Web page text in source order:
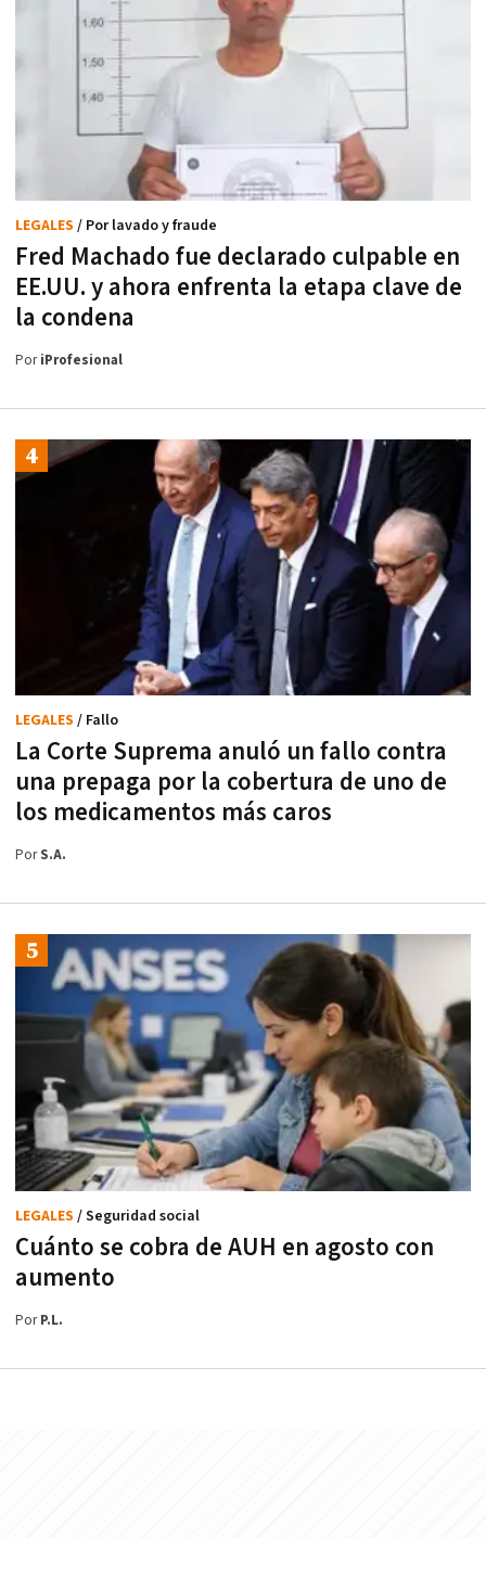
Fred Machado fue declarado culpable en
EE.UU. y ahora enfrenta la etapa clave de
la condena
LEGALES / Por lavado y fraude
PoriProfesional
La Corte Suprema anuló un fallo contra
una prepaga por la cobertura de uno de
los medicamentos más caros
LEGALES / Fallo
PorS.A.
Cuánto se cobra de AUH en agosto con
aumento
LEGALES / Seguridad social
PorP.L.